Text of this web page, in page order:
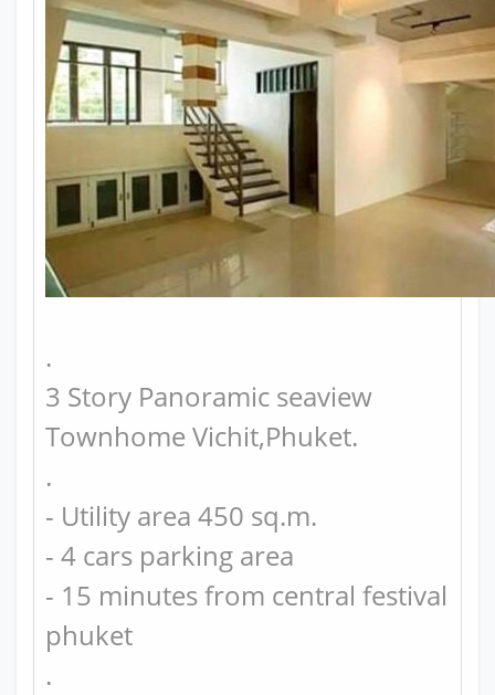
.
3 Story Panoramic seaview
Townhome Vichit,Phuket.
.
- Utility area 450 sq.m.
- 4 cars parking area
- 15 minutes from central festival
phuket
.